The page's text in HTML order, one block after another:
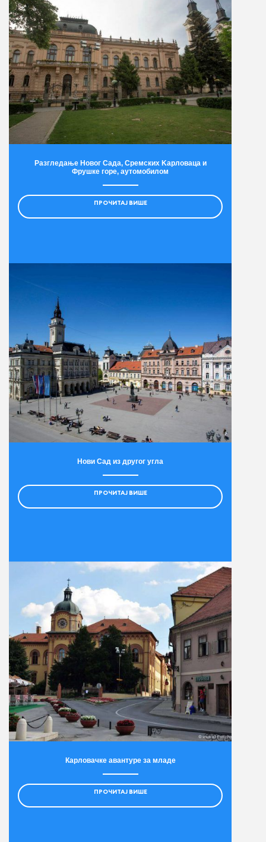
Разгледање Новог Сада, Сремских Kарловаца и
Фрушке горе, аутомобилом
ПРОЧИТАЈ ВИШЕ
Нови Сад из другог угла
ПРОЧИТАЈ ВИШЕ
Карловачке авантуре за младе
ПРОЧИТАЈ ВИШЕ